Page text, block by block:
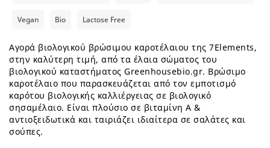
Vegan Bio Lactose Free
Αγορά βιολογικού βρώσιμου καροτέλαιου της 7Elements,
στην καλύτερη τιμή, από τα έλαια σώματος του
βιολογικού καταστήματος Greenhousebio.gr. Βρώσιμο
καροτέλαιο που παρασκευάζεται από τον εμποτισμό
καρότου βιολογικής καλλιέργειας σε βιολογικό
σησαμέλαιο. Είναι πλούσιο σε βιταμίνη Α &
αντιοξειδωτικά και ταιριάζει ιδιαίτερα σε σαλάτες και
σούπες.